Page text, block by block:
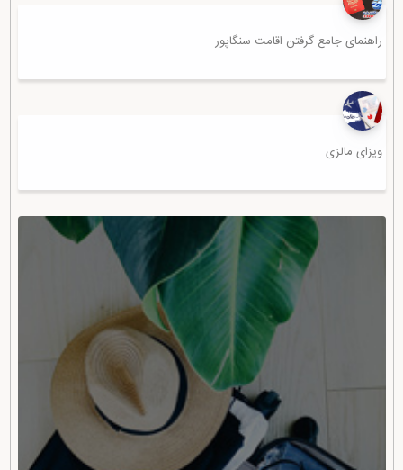
راهنمای جامع گرفتن اقامت سنگاپور
ویزای مالزی